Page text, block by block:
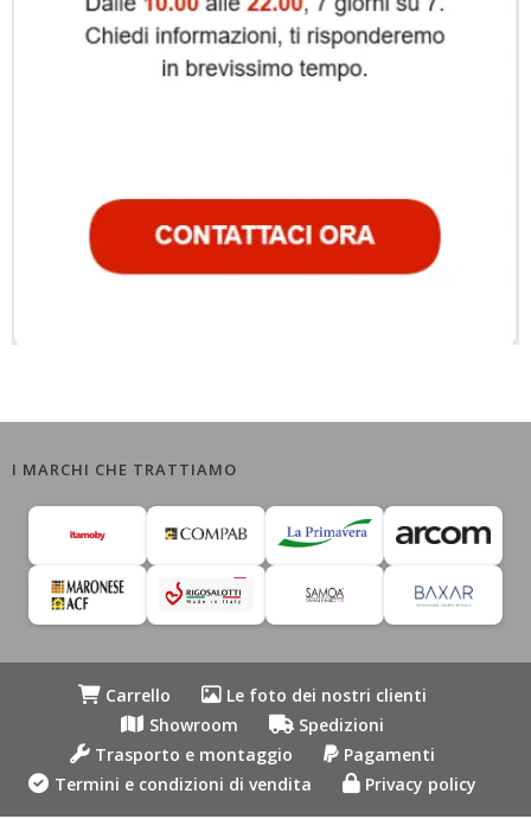
I MARCHI CHE TRATTIAMO
Carrello
Le foto dei nostri clienti
Showroom
Spedizioni
Trasporto e montaggio
Pagamenti
Termini e condizioni di vendita
Privacy policy